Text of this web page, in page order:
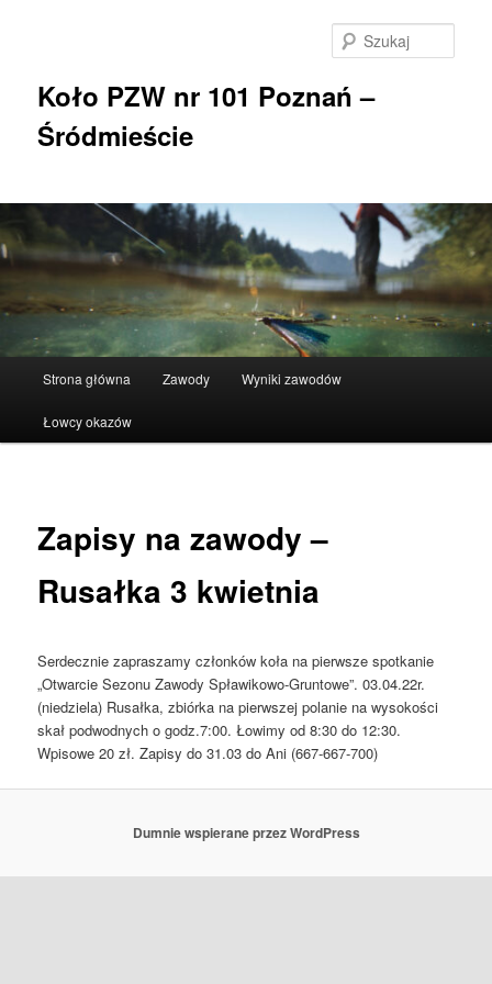
Koło PZW nr 101 Poznań –
Śródmieście
Strona główna Zawody Wyniki zawodów
Łowcy okazów
Zapisy na zawody –
Rusałka 3 kwietnia
Serdecznie zapraszamy członków koła na pierwsze spotkanie
„Otwarcie Sezonu Zawody Spławikowo-Gruntowe”. 03.04.22r.
(niedziela) Rusałka, zbiórka na pierwszej polanie na wysokości
skał podwodnych o godz.7:00. Łowimy od 8:30 do 12:30.
Wpisowe 20 zł. Zapisy do 31.03 do Ani (667-667-700)
Dumnie wspierane przez WordPress